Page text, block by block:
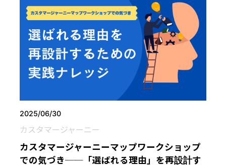
2025/06/30
カスタマージャーニー
カスタマージャーニーマップワークショップ
での気づき──「選ばれる理由」を再設計す